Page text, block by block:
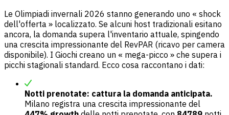
Le Olimpiadi invernali 2026 stanno generando uno « shock
dell'offerta » localizzato. Se alcuni host tradizionali esitano
ancora, la domanda supera l'inventario attuale, spingendo
una crescita impressionante del RevPAR (ricavo per camera
disponibile). I Giochi creano un « mega-picco » che supera i
picchi stagionali standard. Ecco cosa raccontano i dati:
Notti prenotate: cattura la domanda anticipata.
Milano registra una crescita impressionante del